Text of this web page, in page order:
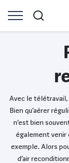
Avec le télétravail,
Bien qu’aérer
n’est bien
également venir
exemple. Alors
d’air